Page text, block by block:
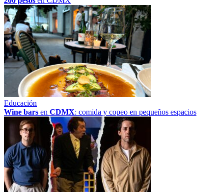
Educación
Wine bars en CDMX: comida y copeo en pequeños espacios